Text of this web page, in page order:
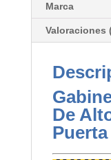
Marca
Valoraciones
De